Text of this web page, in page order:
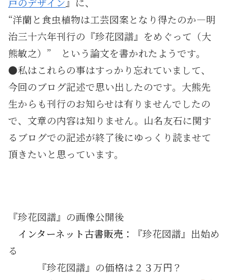
“洋蘭と食虫植物は工芸図案となり得たのか―明
治三十六年刊行の『珍花図譜』をめぐって（大
熊敏之）” という論文を書かれたようです。
●私はこれらの事はすっかり忘れていまして、
今回のブログ記述で思い出したのです。大熊先
生からも刊行のお知らせは有りませんでしたの
で、文章の内容は知りません。山名友石に関す
るブログでの記述が終了後にゆっくり読ませて
頂きたいと思っています。
『珍花図譜』の画像公開後
インターネット古書販売：
『珍花図譜』出始め
る
『珍花図譜』の価格は２３万円？